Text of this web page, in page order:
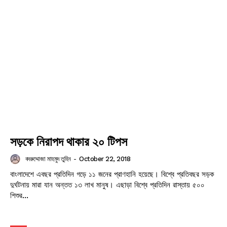
Company
About
সড়কে নিরাপদ থাকার ২০ টিপস
বদরুদ্দোজা মাহমুদ তুহিন - October 22, 2018
বাংলাদেশে এবছর প্রতিদিন গড়ে ১১ জনের প্রাণহানি হয়েছে। বিশ্বে প্রতিবছর সড়ক
দুর্ঘটনায় মারা যান অন্তত ১৩ লাখ মানুষ। এছাড়া বিশ্বে প্রতিদিন রাস্তায় ৫০০
শিশুর...